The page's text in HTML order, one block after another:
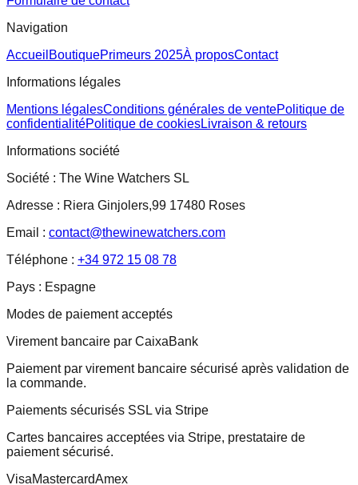
Navigation
Accueil BoutiquePrimeurs 2025À proposContact
Informations légales
Mentions légalesConditions générales de ventePolitique de
confidentialitéPolitique de cookiesLivraison & retours
Informations société
Société : The Wine Watchers SL
Adresse : Riera Ginjolers,99 17480 Roses
Email : contact@thewinewatchers.com
Téléphone : +34 972 15 08 78
Pays : Espagne
Modes de paiement acceptés
Virement bancaire par CaixaBank
Paiement par virement bancaire sécurisé après validation de
la commande.
Paiements sécurisés SSL via Stripe
Cartes bancaires acceptées via Stripe, prestataire de
paiement sécurisé.
VisaMastercardAmex